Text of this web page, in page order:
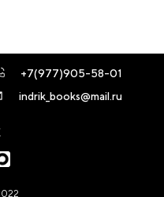
+7(977)905-58-01
indrik_books@mail.ru